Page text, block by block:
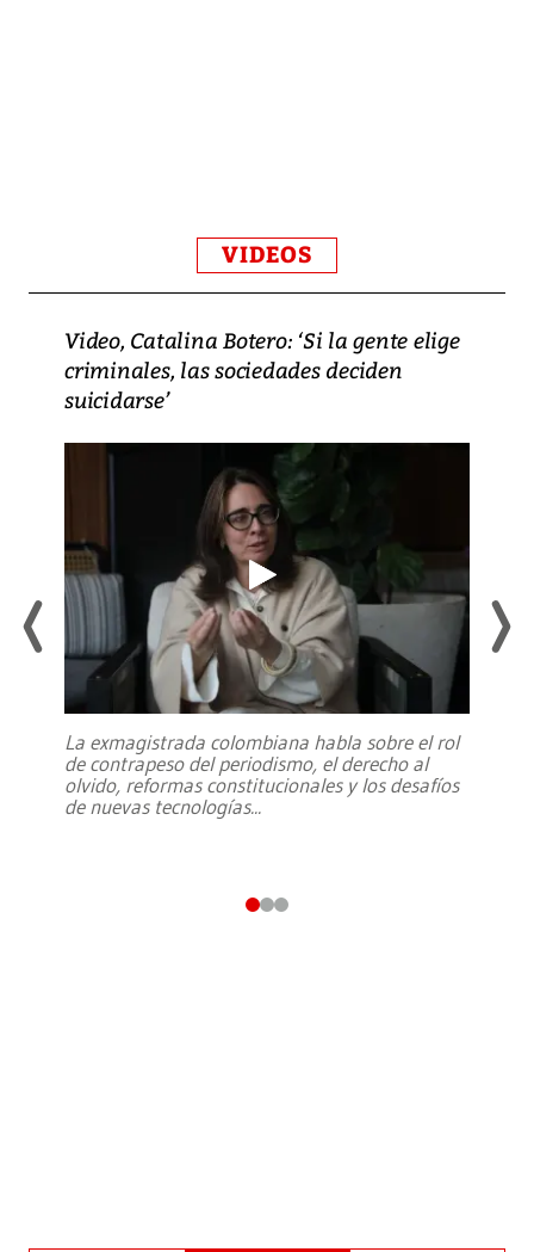
VIDEOS
Video, Catalina Botero: ‘Si la gente elige
criminales, las sociedades deciden
suicidarse’
La exmagistrada colombiana habla sobre el rol
de contrapeso del periodismo, el derecho al
olvido, reformas constitucionales y los desafíos
de nuevas tecnologías...